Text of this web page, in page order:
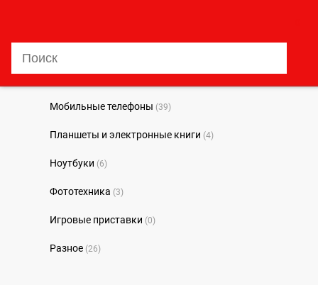
Мобильные телефоны (39)
Планшеты и электронные книги (4)
Ноутбуки (6)
Фототехника (3)
Игровые приставки (0)
Разное (26)